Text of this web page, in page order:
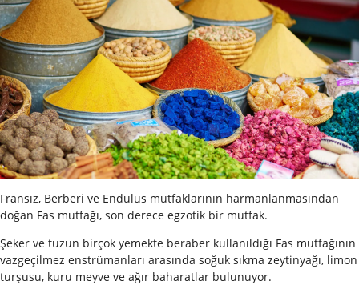
Fransız, Berberi ve Endülüs mutfaklarının harmanlanmasından
doğan Fas mutfağı, son derece egzotik bir mutfak.
Şeker ve tuzun birçok yemekte beraber kullanıldığı Fas mutfağının
vazgeçilmez enstrümanları arasında soğuk sıkma zeytinyağı, limon
turşusu, kuru meyve ve ağır baharatlar bulunuyor.